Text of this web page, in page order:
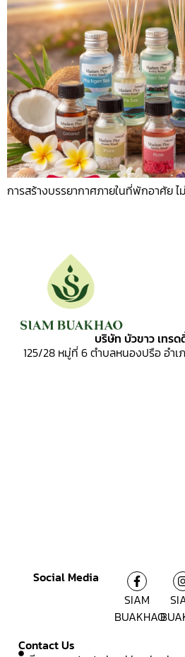
การสร้างบรรยากาศภายในที่พักอาศัย
บริษัท บัวขาว เทร
125/28 หมู่ที่ 6ตำบลหนองปรือ อำเ
Social Media
SIAM
BUAKHAO
Contact Us